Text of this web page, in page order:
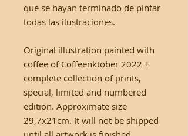
que se hayan terminado de pintar
todas las ilustraciones.
Original illustration painted with
coffee of Coffeenktober 2022 +
complete collection of prints,
special, limited and numbered
edition. Approximate size
29,7x21cm. It will not be shipped